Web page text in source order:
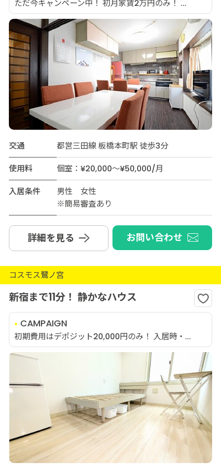
ただ今キャンペーン中！ 初月家賃2万円のみ！ ...
交通
都営三田線 板橋本町駅 徒歩3分
使用料
個室：¥20,000～¥50,000/月
入居条件
男性 女性
※簡易審査あり
詳細を見る お問い合わせ
コスモス鷺ノ宮
新宿まで11分！ 静かなハウス
CAMPAIGN
初期費用はデポジット20,000円のみ！ 入居時・...